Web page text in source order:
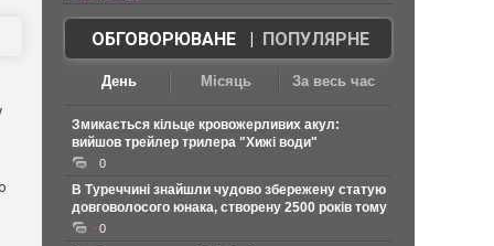
ОБГОВОРЮВАНЕ| ПОПУЛЯРНЕ
День Місяць За весь час
Змикається кільце кровожерливих акул:
вийшов трейлер трилера "Хижі води"
0
В Туреччині знайшли чудово збережену статую
довговолосого юнака, створену 2500 років тому
0